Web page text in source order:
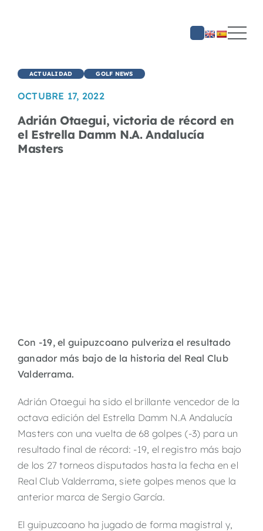
ACTUALIDAD GOLF NEWS
OCTUBRE 17, 2022
Adrián Otaegui, victoria de récord en
el Estrella Damm N.A. Andalucía
Masters
Con -19, el guipuzcoano pulveriza el resultado
ganador más bajo de la historia del Real Club
Valderrama.
Adrián Otaegui ha sido el brillante vencedor de la
octava edición del Estrella Damm N.A Andalucía
Masters con una vuelta de 68 golpes (-3) para un
resultado final de récord: -19, el registro más bajo
de los 27 torneos disputados hasta la fecha en el
Real Club Valderrama, siete golpes menos que la
anterior marca de Sergio García.
El guipuzcoano ha jugado de forma magistral y,